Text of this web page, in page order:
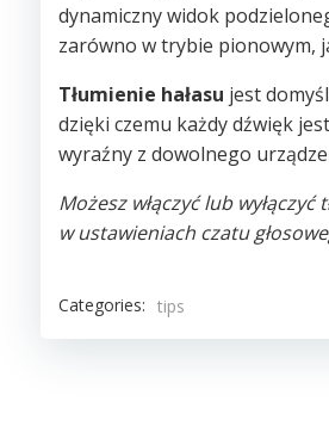
dynamiczny widok
zarówno w trybie pionowym,
Tłumienie hałasu jest
dzięki czemu każdy dźwięk
wyraźny z dowolnego
Możesz włączyć lub wyłączyć
w ustawieniach czatu
Categories: tips